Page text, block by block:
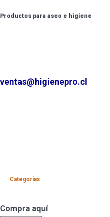
Productos para aseo e higiene
ventas@higienepro.cl
Categorias
Compra aquí